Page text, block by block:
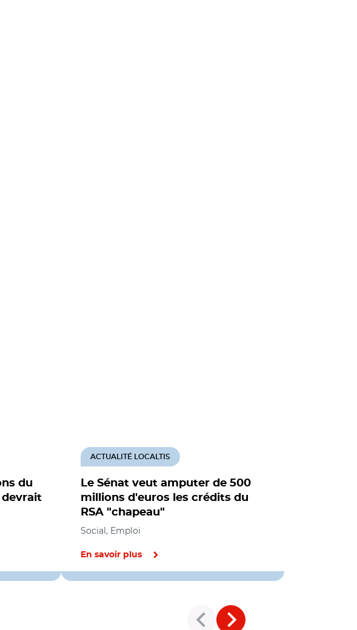
du
devrait
Le Sénat veut amputer de 500
millions d'euros les crédits du
RSA "chapeau"
ACTUALITÉ LOCALTIS
Social, Emploi
En savoir plus